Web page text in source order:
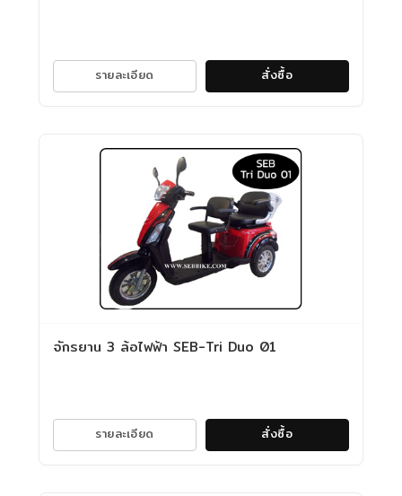
รายละเอียด สั่งซื้อ
จักรยาน 3 ล้อไฟฟ้า SEB-Tri Duo 01
รายละเอียด สั่งซื้อ